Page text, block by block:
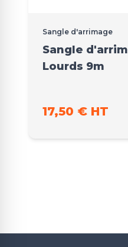
Sangle d'arrimage
Sangle
Lourds 9m
17,50 € HT